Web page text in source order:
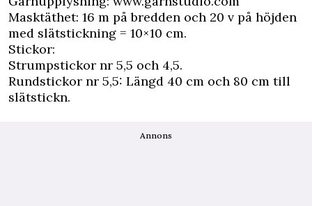
Masktäthet: 16 m på bredden och 20 v på höjden
med slätstickning = 10×10 cm.
Stickor:
Strumpstickor nr 5,5 och 4,5.
Rundstickor nr 5,5: Längd 40 cm och 80 cm till
slätstickn.
Annons